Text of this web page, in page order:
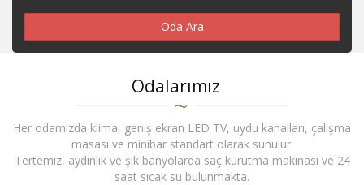
Odalarımız
Her odamızda klima, geniş ekran LED TV, uydu kanalları, çalışma
masası ve minibar standart olarak sunulur.
Tertemiz, aydınlık ve şık banyolarda saç kurutma makinası ve 24
saat sıcak su bulunmakta.